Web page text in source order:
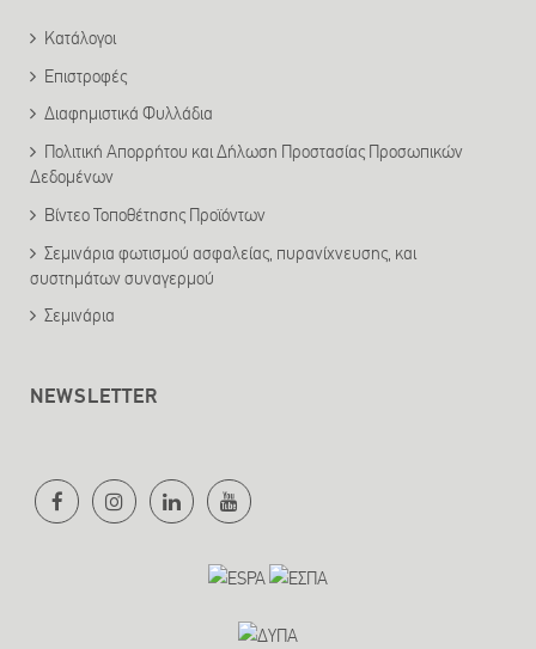
Κατάλογοι
Επιστροφές
Διαφημιστικά Φυλλάδια
Πολιτική Απορρήτου και Δήλωση Προστασίας Προσωπικών
Δεδομένων
Βίντεο Τοποθέτησης Προϊόντων
Σεμινάρια φωτισμού ασφαλείας, πυρανίχνευσης, και
συστημάτων συναγερμού
Σεμινάρια
NEWSLETTER